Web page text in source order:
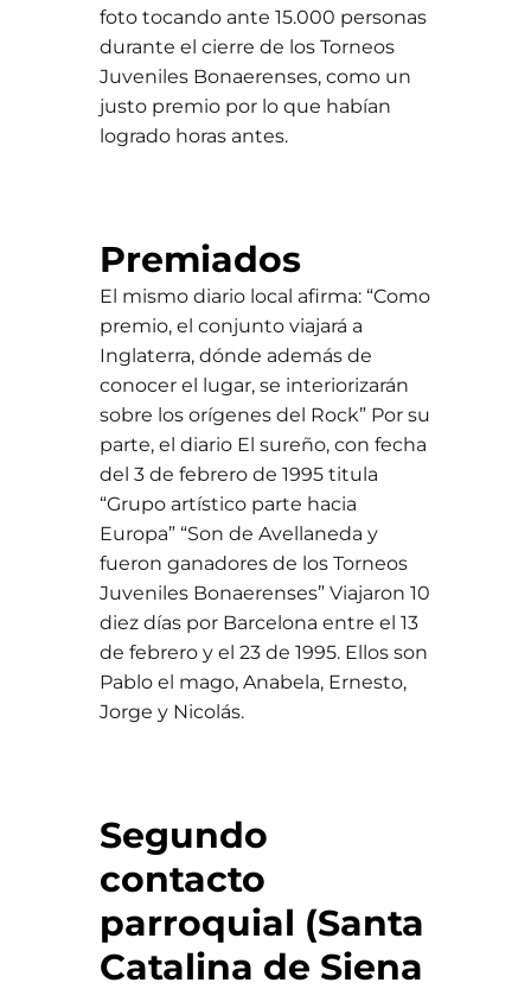
foto tocando ante 15.000 personas
durante el cierre de los Torneos
Juveniles Bonaerenses, como un
justo premio por lo que habían
logrado horas antes.
Premiados
El mismo diario local afirma: “Como
premio, el conjunto viajará a
Inglaterra, dónde además de
conocer el lugar, se interiorizarán
sobre los orígenes del Rock” Por su
parte, el diario El sureño, con fecha
del 3 de febrero de 1995 titula
“Grupo artístico parte hacia
Europa” “Son de Avellaneda y
fueron ganadores de los Torneos
Juveniles Bonaerenses” Viajaron 10
diez días por Barcelona entre el 13
de febrero y el 23 de 1995. Ellos son
Pablo el mago, Anabela, Ernesto,
Jorge y Nicolás.
Segundo
contacto
parroquial (Santa
Catalina de Siena